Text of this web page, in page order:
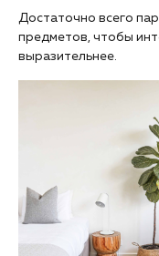
Достаточно всего
предметов, чтобы
выразительнее.